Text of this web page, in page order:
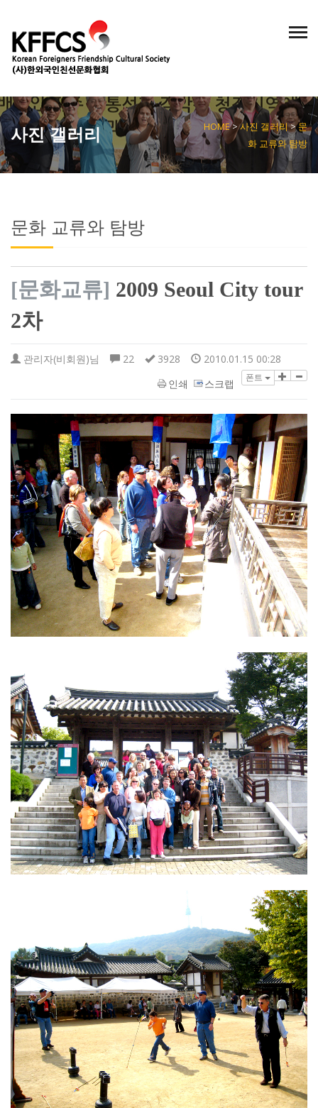
사진 갤러리 HOME>사진 갤러리>문
화 교류와 탐방
문화 교류와 탐방
[문화교류] 2009 Seoul City tour
2차
관리자(비회원)님 22 3928 2010.01.15 00:28
폰트
인쇄 스크랩